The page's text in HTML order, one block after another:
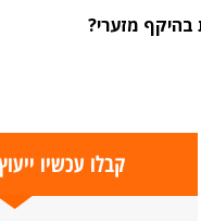
מזערי?
קבלו עכשיו